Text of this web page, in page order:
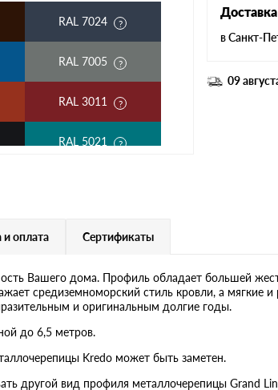
RAL 7024
RAL 7005
RAL 3011
RAL 5021
RAL 9006
RR 23
Доставка
в Санкт-
09
и оплата Сертификаты
Вашего дома. Профиль обладает большей
средиземноморский стиль кровли, а
и оригинальным долгие годы.
до 6,5 метров.
Kredo может быть заметен.
другой вид профиля металлочерепицы Grand